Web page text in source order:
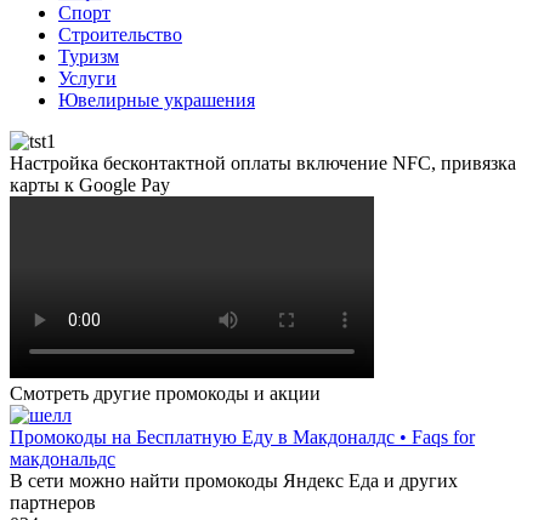
Спорт
Строительство
Туризм
Услуги
Ювелирные украшения
Настройка бесконтактной оплаты включение NFC, привязка
карты к Google Pay
Смотреть другие промокоды и акции
Промокоды на Бесплатную Еду в Макдоналдс • Faqs for
макдональдс
В сети можно найти промокоды Яндекс Еда и других
партнеров